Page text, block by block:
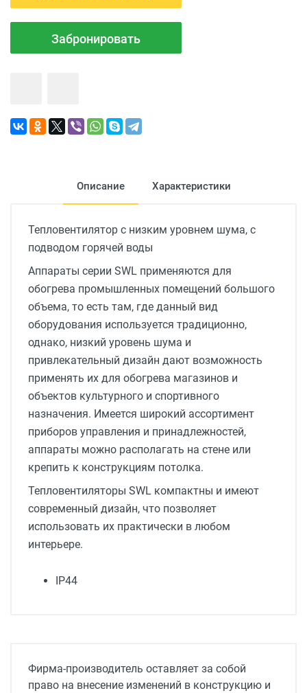
Забронировать
Описание Характеристики
Тепловентилятор с низким уровнем шума, c
подводом горячей воды
Аппараты серии SWL применяются для
обогрева промышленных помещений большого
объема, то есть там, где данный вид
оборудования используется традиционно,
однако, низкий уровень шума и
привлекательный дизайн дают возможность
применять их для обогрева магазинов и
объектов культурного и спортивного
назначения. Имеется широкий ассортимент
приборов управления и принадлежностей,
аппараты можно располагать на стене или
крепить к конструкциям потолка.
Тепловентиляторы SWL компактны и имеют
современный дизайн, что позволяет
использовать их практически в любом
интерьере.
IP44
Вода
Фирма-производитель оставляет за собой
право на внесение изменений в конструкцию и